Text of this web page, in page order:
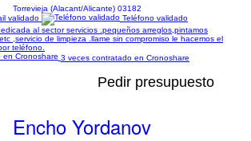
Torrevieja (Alacant/Alicante) 03182
validado
Teléfono validado
al sector servicios .pequeños arreglos,pintamos
,servicio de limpieza .llame sin compromiso le hacemos el
teléfono.
3 veces contratado en Cronoshare
Pedir presupuesto
Encho Yordanov